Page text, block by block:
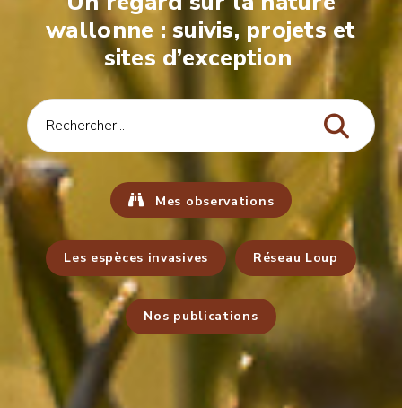
wallonne : suivis, projets et
sites d’exception
Mes observations
Les espèces invasives Réseau Loup
Nos publications